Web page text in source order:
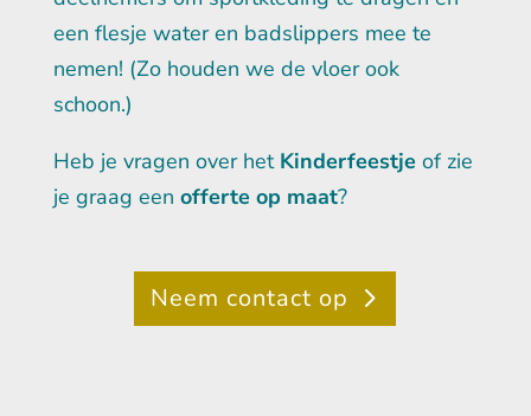
een flesje water en badslippers mee te
nemen! (Zo houden we de vloer ook
schoon.)
Heb je vragen over het Kinderfeestje of zie
je graag een offerte op maat?
Neem contact op